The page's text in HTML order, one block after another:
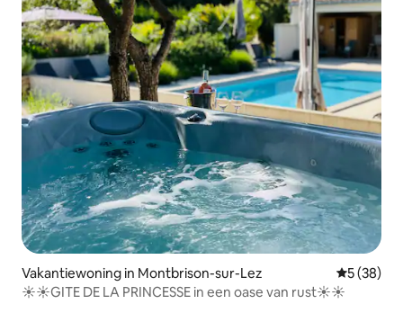
Vakantiewoning in Montbrison-sur-Lez
5 (38)
☀️☀️GITE DE LA PRINCESSE in een oase van rust☀️☀️